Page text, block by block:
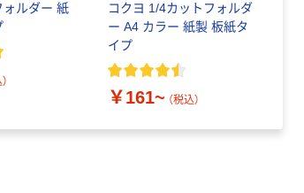
ォルダー 紙
コクヨ 1/4カットフォルダ
ー A4 カラー 紙製 板紙タ
イプ
￥161~ （税込）